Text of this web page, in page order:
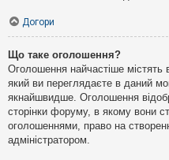
Догори
Що таке оголошення?
Оголошення найчастіше
який ви переглядаєте в даний
якнайшвидше. Оголошення
сторінки форуму, в якому вони
оголошеннями, право на
адміністратором.